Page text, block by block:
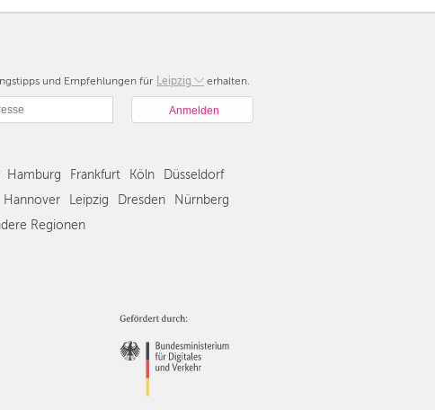
und Empfehlungen für Leipzig
Berlin
Hamburg
Köln
Nürnberg
Wien
Zürich
Regionen
erhalten.
Hamburg Frankfurt Köln
Düsseldorf
Hannover Leipzig Dresden
Nürnberg
Regionen